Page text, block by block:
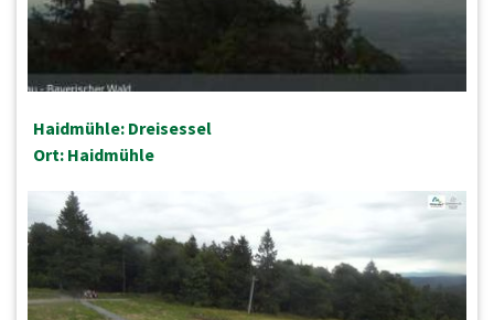
Haidmühle: Dreisessel
Ort: Haidmühle